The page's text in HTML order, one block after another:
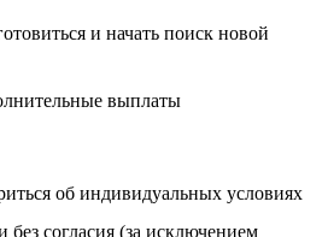
и начать поиск новой
выплаты
об индивидуальных условиях
без согласия (за исключением